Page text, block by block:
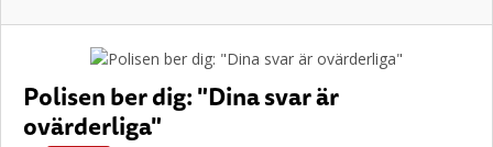
Polisen ber dig: "Dina svar är
ovärderliga"